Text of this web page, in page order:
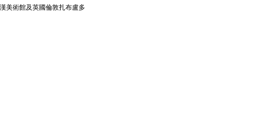
美術館及英國倫敦扎布盧多